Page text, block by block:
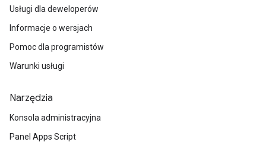
Usługi dla deweloperów
Informacje o wersjach
Pomoc dla programistów
Warunki usługi
Narzędzia
Konsola administracyjna
Panel Apps Script